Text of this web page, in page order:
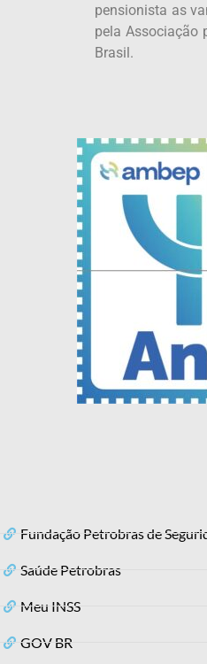
pensionista as
pela Associação
Brasil.
Fundação Petrobras de
Saúde Petrobras
Meu INSS
GOV BR